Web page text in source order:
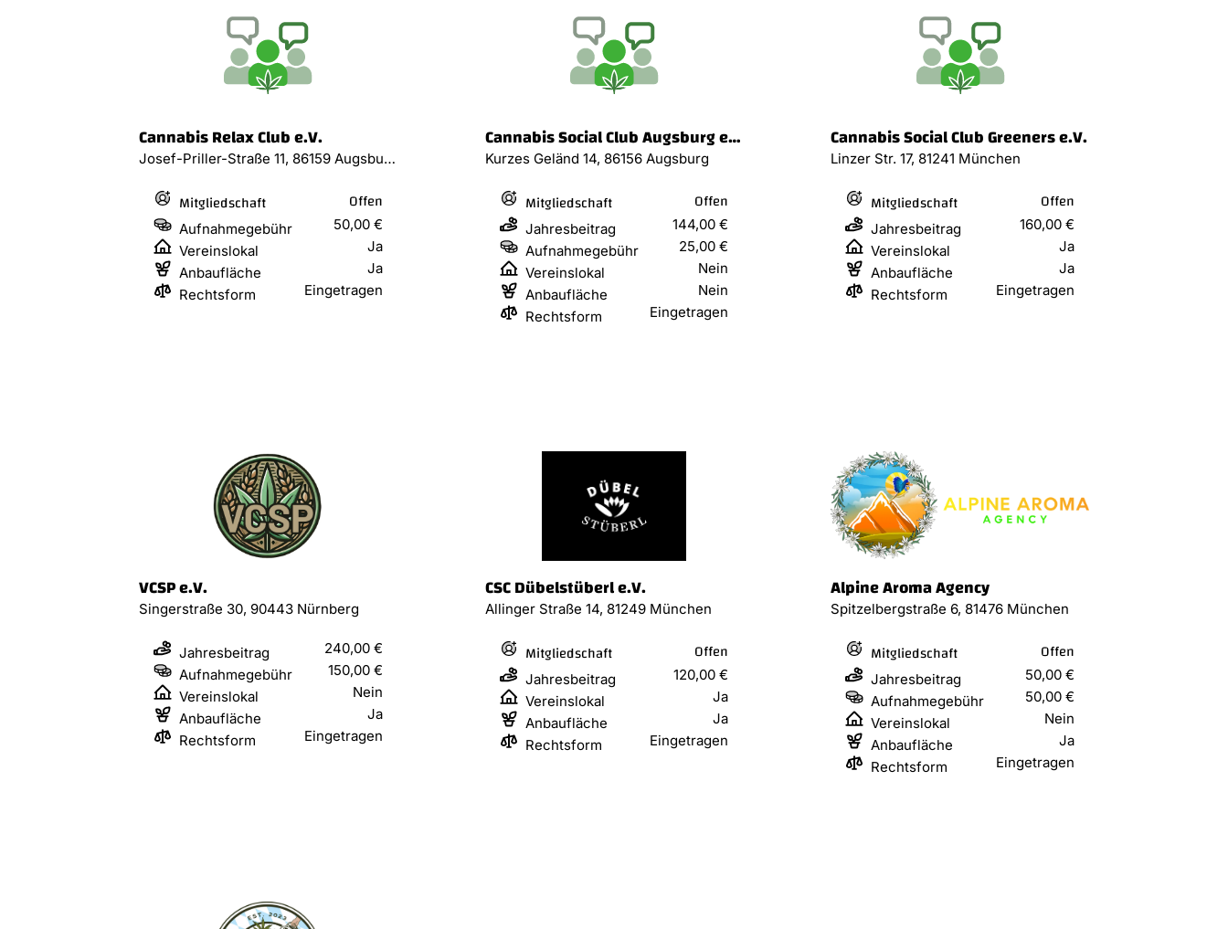
Cannabis Relax Club e.V.
Josef-Priller-Straße 11, 86159 Augsburg
Mitgliedschaft Offen
Aufnahmegebühr
50,00 €
Vereinslokal
Ja
Anbaufläche
Ja
Rechtsform
Eingetragen
Cannabis Social Club Augsburg e.V.
Kurzes Geländ 14, 86156 Augsburg
Mitgliedschaft Offen
Jahresbeitrag
144,00 €
Aufnahmegebühr
25,00 €
Vereinslokal
Nein
Anbaufläche
Nein
Rechtsform
Eingetragen
Cannabis Social Club Greeners e.V.
Linzer Str. 17, 81241 München
Mitgliedschaft Offen
Jahresbeitrag
160,00 €
Vereinslokal
Ja
Anbaufläche
Ja
Rechtsform
Eingetragen
VCSP e.V.
Singerstraße 30, 90443 Nürnberg
Jahresbeitrag
240,00 €
Aufnahmegebühr
150,00 €
Vereinslokal
Nein
Anbaufläche
Ja
Rechtsform
Eingetragen
CSC Dübelstüberl e.V.
Allinger Straße 14, 81249 München
Mitgliedschaft Offen
Jahresbeitrag
120,00 €
Vereinslokal
Ja
Anbaufläche
Ja
Rechtsform
Eingetragen
Alpine Aroma Agency
Spitzelbergstraße 6, 81476 München
Mitgliedschaft Offen
Jahresbeitrag
50,00 €
Aufnahmegebühr
50,00 €
Vereinslokal
Nein
Anbaufläche
Ja
Rechtsform
Eingetragen